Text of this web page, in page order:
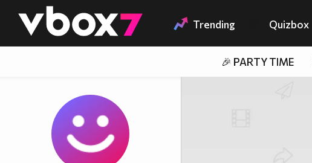
👾 Trending Quizbox
🎉 PARTY TIME